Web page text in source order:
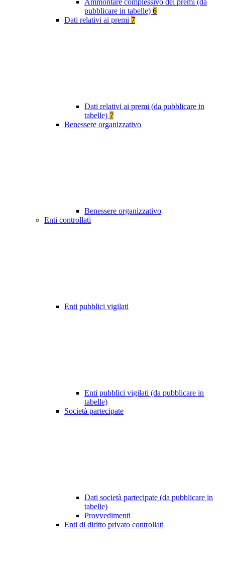
Ammontare complessivo dei premi (da
pubblicare in tabelle) 6
Dati relativi ai premi 7
Dati relativi ai premi (da pubblicare in
tabelle) 7
Benessere organizzativo
Benessere organizzativo
Enti controllati
Enti pubblici vigilati
Enti pubblici vigilati (da pubblicare in
tabelle)
Società partecipate
Dati società partecipate (da pubblicare in
tabelle)
Provvedimenti
Enti di diritto privato controllati